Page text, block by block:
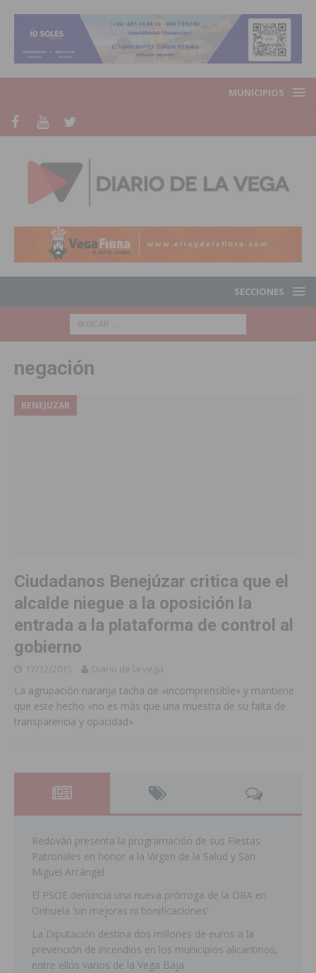
MUNICIPIOS
SECCIONES
negación
BENEJUZAR
Ciudadanos Benejúzar critica que el
alcalde niegue a la oposición la
entrada a la plataforma de control al
gobierno
17/12/2015 Diario de la vega
La agrupación naranja tacha de «incomprensible» y mantiene
que este hecho «no es más que una muestra de su falta de
transparencia y opacidad»
Redován presenta la programación de sus Fiestas
Patronales en honor a la Virgen de la Salud y San
Miguel Arcángel
El PSOE denuncia una nueva prórroga de la ORA en
Orihuela ‘sin mejoras ni bonificaciones’
La Diputación destina dos millones de euros a la
prevención de incendios en los municipios alicantinos,
entre ellos varios de la Vega Baja